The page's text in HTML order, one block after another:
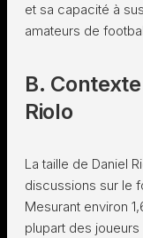
et sa capacité à
amateurs de
B.
Riolo
La taille de Daniel
discussions sur le
Mesurant environ
plupart des